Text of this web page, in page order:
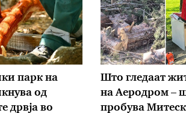
парк на
од
дрвја во
Што гледаат
на Аеродром –
пробува